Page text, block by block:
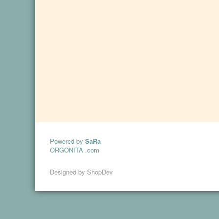
Powered by SaRa
ORGONITA .com
Designed by ShopDev